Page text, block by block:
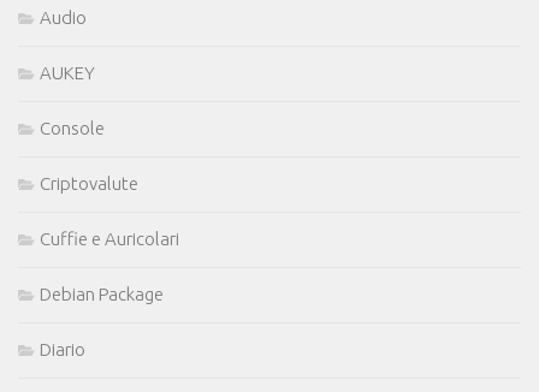
Audio
AUKEY
Console
Criptovalute
Cuffie e Auricolari
Debian Package
Diario